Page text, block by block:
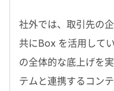
社外では、取引先の
共にBox を活用して
の全体的な底上げを
テムと連携するコン